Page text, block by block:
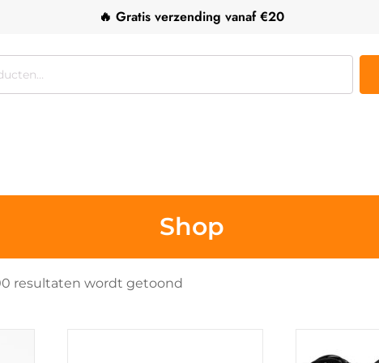
🔥 Gratis verzending vanaf €20
Shop
resultaten wordt getoond
product